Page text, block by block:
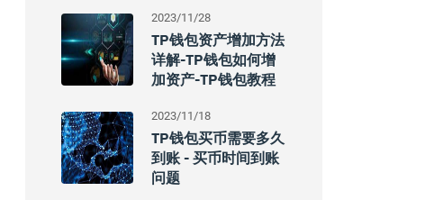
2023/11/28
TP钱包资产增加方法
详解-TP钱包如何增
加资产-TP钱包教程
2023/11/18
TP钱包买币需要多久
到账 - 买币时间到账
问题